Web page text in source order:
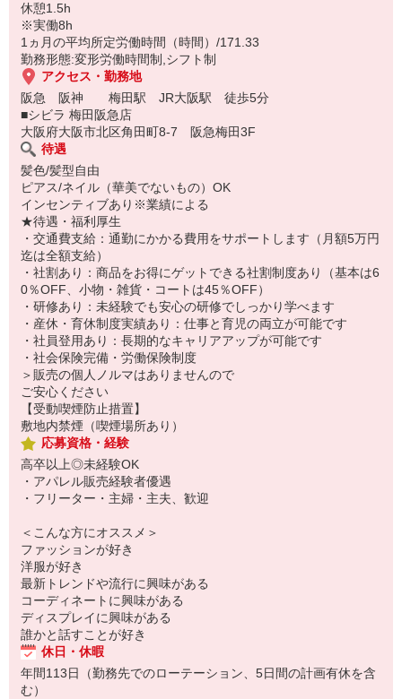
休憩1.5h
※実働8h
1ヵ月の平均所定労働時間（時間）/171.33
勤務形態:変形労働時間制,シフト制
アクセス・勤務地
阪急 阪神 梅田駅 JR大阪駅 徒歩5分
■シビラ 梅田阪急店
大阪府大阪市北区角田町8-7 阪急梅田3F
待遇
髪色/髪型自由
ピアス/ネイル（華美でないもの）OK
インセンティブあり※業績による
★待遇・福利厚生
・交通費支給：通勤にかかる費用をサポートします（月額5万円
迄は全額支給）
・社割あり：商品をお得にゲットできる社割制度あり（基本は6
0％OFF、小物・雑貨・コートは45％OFF）
・研修あり：未経験でも安心の研修でしっかり学べます
・産休・育休制度実績あり：仕事と育児の両立が可能です
・社員登用あり：長期的なキャリアアップが可能です
・社会保険完備・労働保険制度
＞販売の個人ノルマはありませんので
ご安心ください
【受動喫煙防止措置】
敷地内禁煙（喫煙場所あり）
応募資格・経験
高卒以上◎未経験OK
・アパレル販売経験者優遇
・フリーター・主婦・主夫、歓迎
＜こんな方にオススメ＞
ファッションが好き
洋服が好き
最新トレンドや流行に興味がある
コーディネートに興味がある
ディスプレイに興味がある
誰かと話すことが好き
休日・休暇
年間113日（勤務先でのローテーション、5日間の計画有休を含
む）